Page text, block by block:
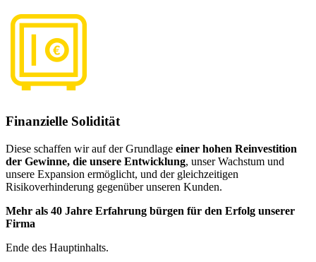
Finanzielle Solidität
Diese schaffen wir auf der Grundlage einer hohen Reinvestition
der Gewinne, die unsere Entwicklung, unser Wachstum und
unsere Expansion ermöglicht, und der gleichzeitigen
Risikoverhinderung gegenüber unseren Kunden.
Mehr als 40 Jahre Erfahrung bürgen für den Erfolg unserer
Firma
Ende des Hauptinhalts.